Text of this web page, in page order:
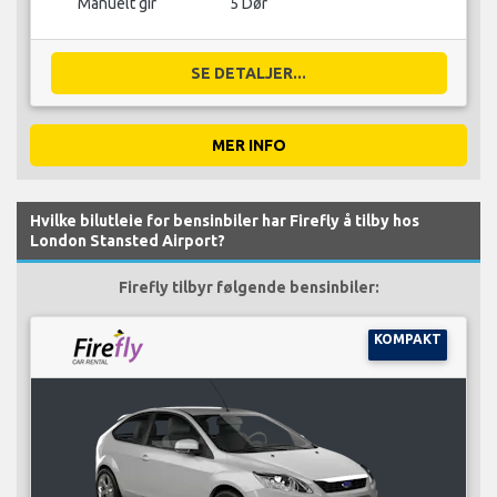
SE DETALJER...
MER INFO
Hvilke bilutleie for bensinbiler har Firefly å tilby hos
London Stansted Airport?
Firefly tilbyr følgende bensinbiler:
KOMPAKT